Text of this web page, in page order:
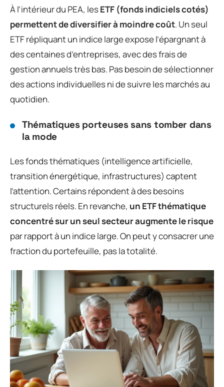
À l’intérieur du PEA, lesETF (fonds indiciels cotés)
permettent de diversifier à moindre coût. Un seul
ETF répliquant un indice large expose l’épargnant à
des centaines d’entreprises, avec des frais de
gestion annuels très bas. Pas besoin de sélectionner
des actions individuelles ni de suivre les marchés au
quotidien.
Thématiques porteuses sans tomber dans
la mode
Les fonds thématiques (intelligence artificielle,
transition énergétique, infrastructures) captent
l’attention. Certains répondent à des besoins
structurels réels. En revanche, un ETF thématique
concentré sur un seul secteur augmente le risque
par rapport à un indice large. On peut y consacrer une
fraction du portefeuille, pas la totalité.